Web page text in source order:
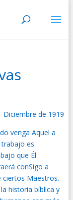
Diciembre de 1919
venga Aquel a
trabajo es
que Él
conSigo a
ciertos Maestros.
historia bíblica y